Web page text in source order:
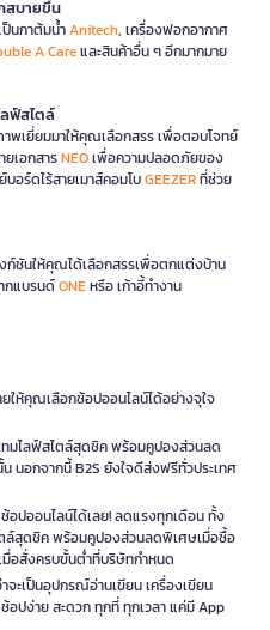
สบายขึ้น
ป็นกาต้มน้ำAnitech, เครื่องฟอกอากาศ
A Careและสินค้าอื่น ๆ อีกมากมาย
ฟ์สไตล์
พเยี่ยมมาให้คุณเลือกสรร เพื่อตอบโจทย์
ยเอกสารNEOเพื่อความปลอดภัยของ
บอร์ดไร้สายเมาส์คอมโบGEEZERที่ช่วย
ก์ชันให้คุณได้เลือกสรรเพื่อตกแต่งบ้าน
กแบรนด์ONEหรือ เก้าอี้ทำงาน
ให้คุณเลือกช้อปออนไลน์ได้อย่างจุใจ
ทมไลฟ์สไตล์สุดชิค พร้อมคูปองส่วนลด
นอกจากนี้ B2S ยังใจดีส่งฟรีทั่วประเทศ
อปออนไลน์ได้เลย! ลดแรงทุกเดือน ทั้ง
ล์สุดชิค พร้อมคูปองส่วนลดพิเศษเมื่อซื้อ
มื่อสั่งครบขั้นต่ำที่บริษัทกำหนด
ะเป็นอุปกรณ์อ่านเขียน เครื่องเขียน
ปง่าย สะดวก ทุกที่ ทุกเวลา แค่มี App